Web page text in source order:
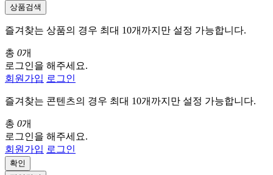
상품검색
즐겨찾는 상품의 경우 최대 10개까지만 설정 가능합니다.
총 0개
로그인을 해주세요.
회원가입 로그인
즐겨찾는 콘텐츠의 경우 최대 10개까지만 설정 가능합니다.
총 0개
로그인을 해주세요.
회원가입 로그인
확인